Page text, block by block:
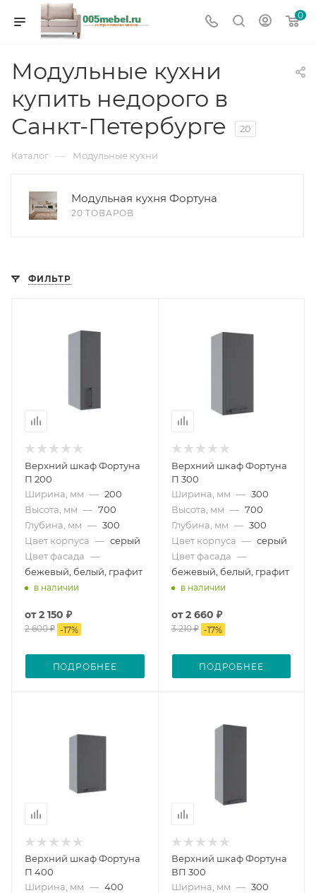
0
Модульные кухни
купить недорого в
Санкт-Петербурге
20
Каталог — Модульные кухни
Модульная кухня Фортуна
20 ТОВАРОВ
ФИЛЬТР
Верхний шкаф Фортуна
П 200
Ширина, мм — 200
Высота, мм — 700
Глубина, мм — 300
Цвет корпуса — серый
Цвет фасада —
бежевый, белый, графит
в наличии
от2 150 ₽
2 600 ₽ -17%
ПОДРОБНЕЕ
Верхний шкаф Фортуна
П 300
Ширина, мм — 300
Высота, мм — 700
Глубина, мм — 300
Цвет корпуса — серый
Цвет фасада —
бежевый, белый, графит
в наличии
от2 660 ₽
3 210 ₽ -17%
ПОДРОБНЕЕ
Верхний шкаф Фортуна
П 400
Ширина, мм — 400
Верхний шкаф Фортуна
ВП 300
Ширина, мм — 300